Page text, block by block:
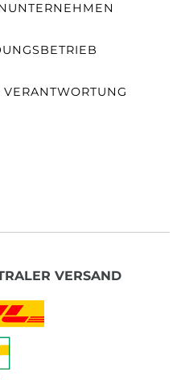
VERSAND